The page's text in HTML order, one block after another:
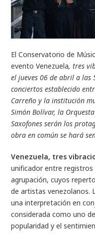
El Conservatorio de
evento Venezuela,tres
el jueves 06 de abril a las
conciertos establecido
Carreño y la institución
Simón Bolívar, la
Saxofones serán los
obra en común se hará
Venezuela, tres
unificador entre
agrupación, cuyos
de artistas venezolanos.
una interpretación en
considerada como uno
popularidad y el